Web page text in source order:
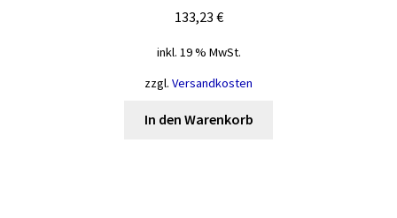
133,23 €
inkl. 19 % MwSt.
zzgl. Versandkosten
In den Warenkorb